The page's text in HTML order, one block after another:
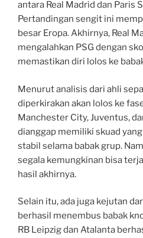
antara Real Madrid dan Paris
Pertandingan sengit ini
besar Eropa. Akhirnya, Real
mengalahkan PSG dengan
memastikan diri lolos ke
Menurut analisis dari ahli
diperkirakan akan lolos ke
Manchester City, Juventus,
dianggap memiliki skuad
stabil selama babak grup.
segala kemungkinan bisa
hasil akhirnya.
Selain itu, ada juga kejutan
berhasil menembus babak
RB Leipzig dan Atalanta